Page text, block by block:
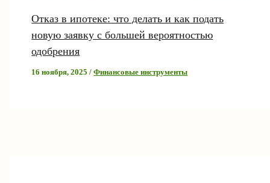
Отказ в ипотеке: что делать и как подать
новую заявку с большей вероятностью
одобрения
16 ноября, 2025/Финансовые инструменты